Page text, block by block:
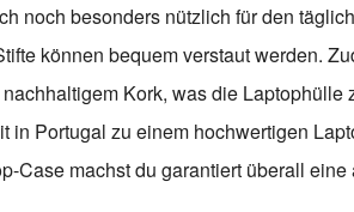
noch besonders nützlich für den
können bequem verstaut werden.
Kork, was die Laptophülle
Portugal zu einem hochwertigen
Case machst du garantiert überall eine